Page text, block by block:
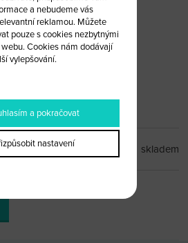
skladem
a nebudeme vás
reklamou. Můžete
pouze s cookies nezbytnými
Cookies nám dodávají
vylepšování.
a pokračovat
nastavení